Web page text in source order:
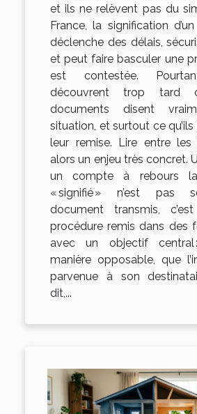
et ils ne relèvent pas du
France, la signification
déclenche des délais,
et peut faire basculer une
est contestée.
découvrent trop tard
documents disent
situation, et surtout ce
leur remise. Lire entre les
alors un enjeu très concret.
un compte à rebours
« signifié » n’est pas
document transmis,
procédure remis dans des
avec un objectif central
manière opposable, que
parvenue à son
dit,...